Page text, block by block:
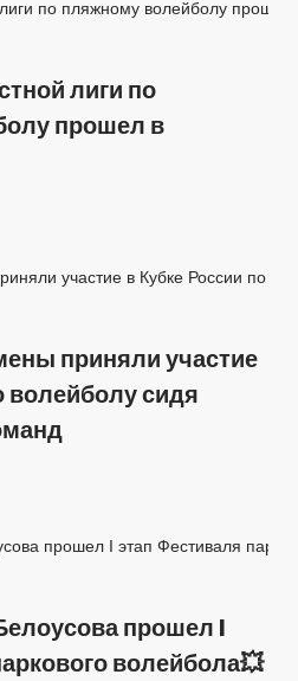
лиги по
прошел в
приняли участие
волейболу сидя
прошел I
волейбола💥